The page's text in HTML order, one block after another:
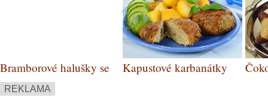
Bramborové halušky se
zelím a cizrnou
Kapustové karbanátky
REKLAMA